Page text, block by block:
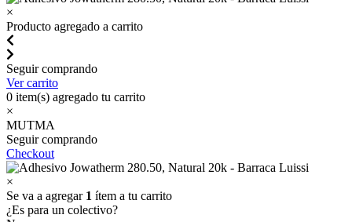
×
Producto agregado a carrito
Seguir comprando
Ver carrito
0 item(s) agregado tu carrito
×
MUTMA
Seguir comprando
Checkout
×
Se va a agregar 1 ítem a tu carrito
¿Es para un colectivo?